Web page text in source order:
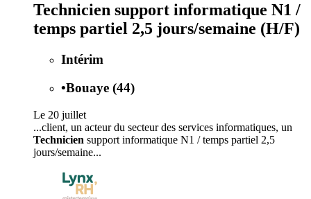
Technicien support informatique N1 /
temps partiel 2,5 jours/semaine (H/F)
Intérim
•Bouaye (44)
Le 20 juillet
...client, un acteur du secteur des services informatiques, un
Technicien support informatique N1 / temps partiel 2,5
jours/semaine...